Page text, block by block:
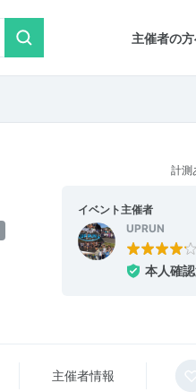
主催者の
計測
イベント主催者
UPRUN
本人確
主催者情報